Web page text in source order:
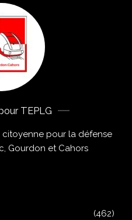
TEPLG
citoyenne pour la défense
Gourdon et Cahors
(462)